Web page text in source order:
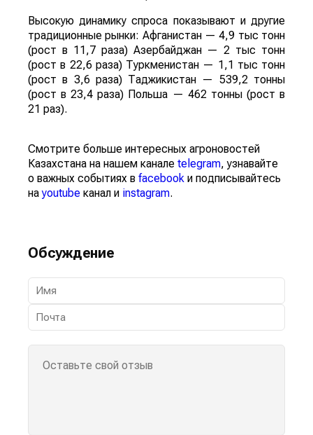
Высокую динамику спроса показывают и другие
традиционные рынки: Афганистан — 4,9 тыс тонн
(рост в 11,7 раза) Азербайджан — 2 тыс тонн
(рост в 22,6 раза) Туркменистан — 1,1 тыс тонн
(рост в 3,6 раза) Таджикистан — 539,2 тонны
(рост в 23,4 раза) Польша — 462 тонны (рост в
21 раз).
Смотрите больше интересных агроновостей
Казахстана на нашем канале telegram, узнавайте
о важных событиях в facebook и подписывайтесь
наyoutube канал и instagram.
Обсуждение